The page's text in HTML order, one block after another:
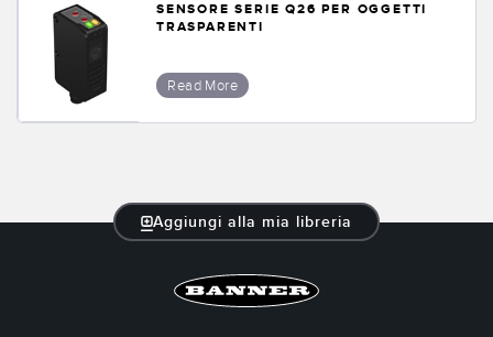
SENSORE SERIE Q26 PER OGGETTI
TRASPARENTI
Read More
Aggiungi alla mia libreria